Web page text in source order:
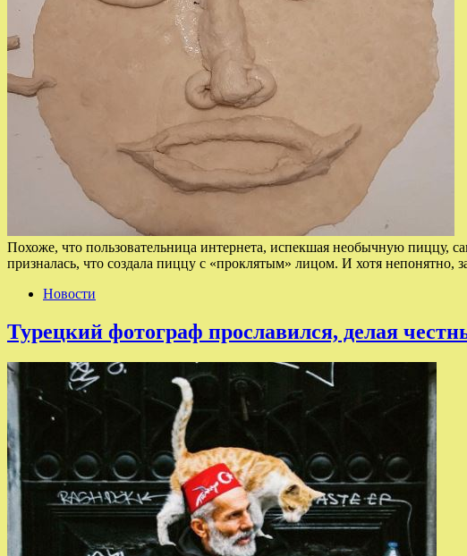
Похоже, что пользовательница интернета, испекшая необычную пиццу,
призналась, что создала пиццу с «проклятым» лицом. И хотя непонятно,
Новости
Турецкий фотограф прославился, делая